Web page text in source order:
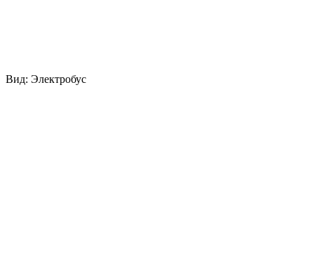
Вид: Электробус